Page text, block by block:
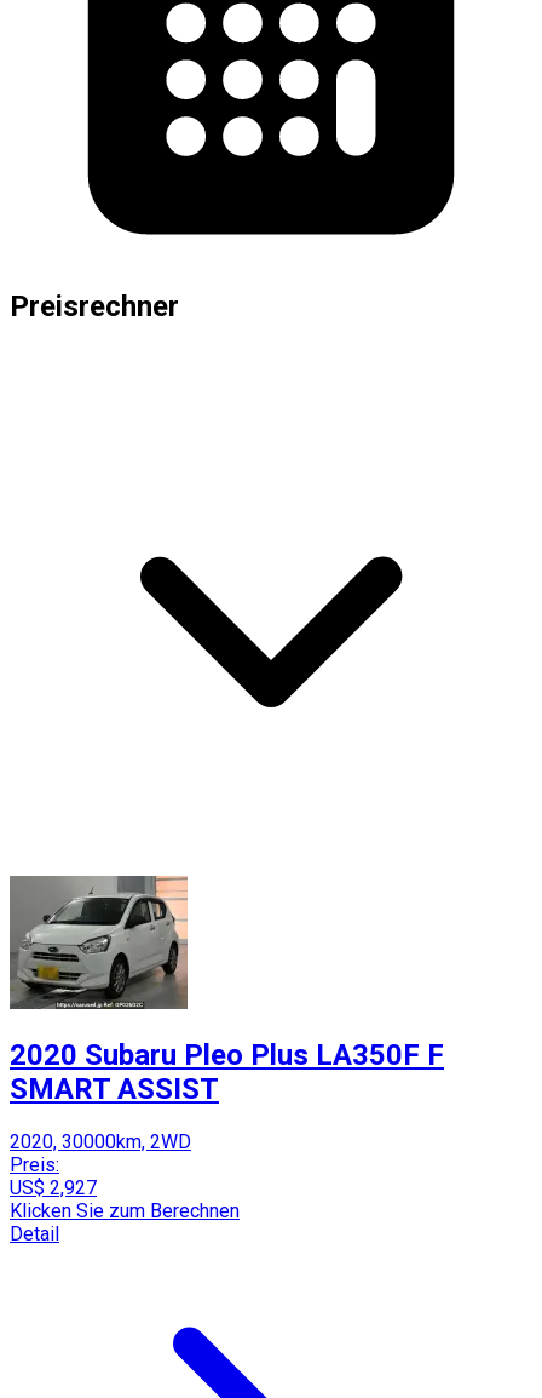
Preisrechner
2020 Subaru Pleo Plus LA350F F
SMART ASSIST
2020, 30000km, 2WD
Preis:
US$ 2,927
Klicken Sie zum Berechnen
Detail